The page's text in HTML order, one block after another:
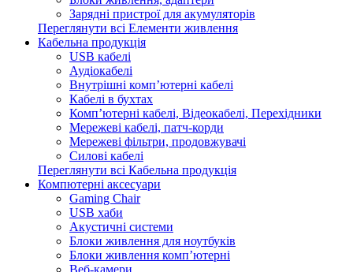
Зарядні пристрої для акумуляторів
Переглянути всі Елементи живлення
Кабельна продукція
USB кабелі
Аудіокабелі
Внутрішні комп’ютерні кабелі
Кабелі в бухтах
Комп’ютерні кабелі, Відеокабелі, Перехідники
Мережеві кабелі, патч-корди
Мережеві фільтри, продовжувачі
Силові кабелі
Переглянути всі Кабельна продукція
Компютерні аксесуари
Gaming Chair
USB хаби
Акустичні системи
Блоки живлення для ноутбуків
Блоки живлення комп’ютерні
Веб-камери